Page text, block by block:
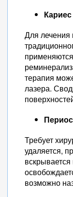
Кариес
Для лечения
терапия
лазера.
Требует
удаляется,
вскрывается
возможно